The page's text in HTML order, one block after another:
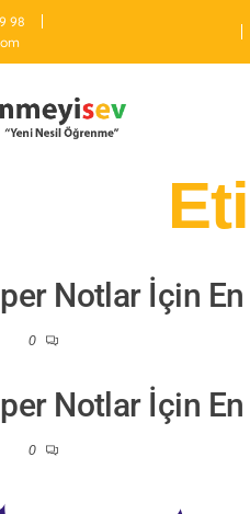
98
Notlar İçin
0
Notlar İçin
0